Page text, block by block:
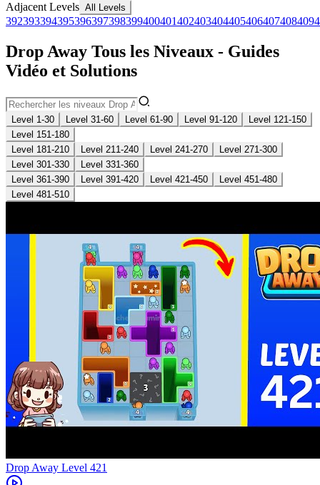
Adjacent Levels All Levels
392393394395396397398399400401402403404405406407408409
Drop Away Tous les Niveaux - Guides
Vidéo et Solutions
Level 1-30 Level 31-60 Level 61-90 Level 91-120
Level 121-150
Level 151-180
Level 181-210
Level 211-240 Level 241-270
Level 271-300
Level 301-330
Level 331-360
Level 361-390
Level 391-420 Level 421-450
Level 451-480
Level 481-510
Level 421